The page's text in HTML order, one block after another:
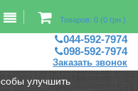
помещений
Товаров: 0 (0 грн.)
044-592-7974
098-592-7974
Заказать звонок
улучшить